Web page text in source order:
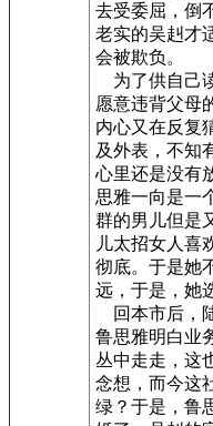
去受委屈，倒
老实的吴赳才
会被欺负。
为了供自己
愿意违背父母
内心又在反复
及外表，不知
心里还是没有
思雅一向是一
群的男儿但是
儿太招女人喜
彻底。于是她
远，于是，她
回本市后，
鲁思雅明白业
丛中走走，这
念想，而今这
绿？于是，鲁